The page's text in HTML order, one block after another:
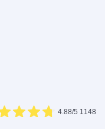
4.88/5 1148